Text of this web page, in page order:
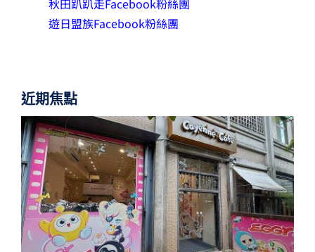
秋田趴趴走Facebook粉絲團
遊日盟族Facebook粉絲團
近期焦點